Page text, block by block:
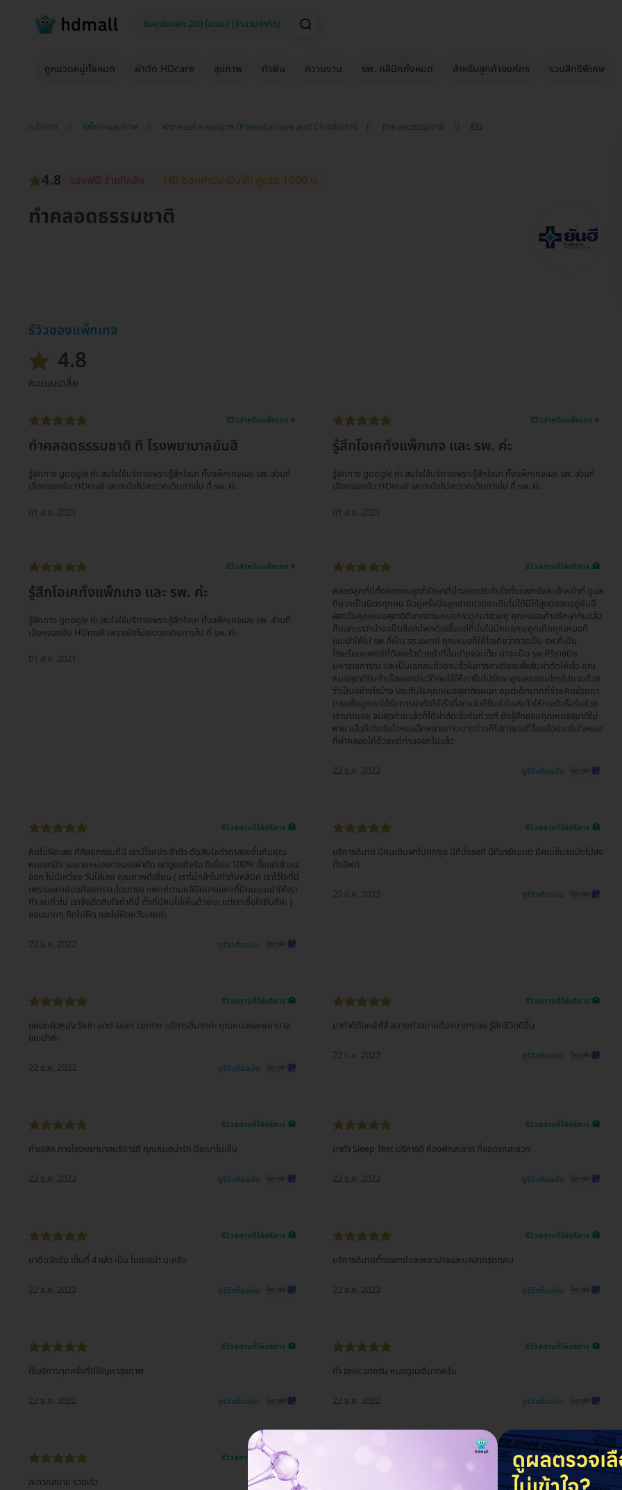
ดูหมวดหมู่ทั้งหมด ผ่าตัด HDcare สุขภาพ ทำฟัน ความงาม รพ. คลินิกทั้งหมด สำหรับลูกค้าองค์กร รวมสิทธิพิเศษ
หน้าแรก แพ็กเกจสุขภาพ ฝากครรภ์ คลอดบุตร (Prenatal care and Childbirth) ทำคลอดธรรมชาติ รีวิว
4.8 จองฟรี! จ่ายทีหลัง HD ออกค่าประเมินให้! สูงสุด 1500 บ.
ทำคลอดธรรมชาติ
รีวิวของแพ็กเกจ
4.8
คะแนนเฉลี่ย
รีวิวสำหรับแพ็กเกจ ⭐
ทำคลอดธรรมชาติ ที่ โรงพยาบาลยันฮี
รู้จักทาง google ค่ะ สนใจใช้บริการเพราะรู้สึกโอเค ทั้งแพ็กเกจและ รพ. ส่วนที่
เลือกจองกับ HDmall เพราะยังไม่สะดวกเดินทางไป ที่ รพ. ค่ะ
01 ส.ค. 2021
รีวิวสำหรับแพ็กเกจ ⭐
รู้สึกโอเคทั้งแพ็กเกจ และ รพ. ค่ะ
รู้จักทาง google ค่ะ สนใจใช้บริการเพราะรู้สึกโอเค ทั้งแพ็กเกจและ รพ. ส่วนที่
เลือกจองกับ HDmall เพราะยังไม่สะดวกเดินทางไป ที่ รพ. ค่ะ
01 ส.ค. 2021
รีวิวสำหรับแพ็กเกจ ⭐
รู้สึกโอเคทั้งแพ็กเกจ และ รพ. ค่ะ
รู้จักทาง google ค่ะ สนใจใช้บริการเพราะรู้สึกโอเค ทั้งแพ็กเกจและ รพ. ส่วนที่
เลือกจองกับ HDmall เพราะยังไม่สะดวกเดินทางไป ที่ รพ. ค่ะ
01 ส.ค. 2021
รีวิวสถานที่ให้บริการ 🏥
คลอดลูกที่นี่ทั้งสองคนลูกก็รักษาที่นี่ตลอดประทับใจทั้งแพทย์และเจ้าหน้าที่ ดูแล
ดีมากเป็นมิตรทุกคน มีอยู่ครั้งนึงลูกชายปวดขาเดินไม่ได้มีไข้สูงตลอดอยู่ยันฮี
สองวันคุณหมอสุชาติดีมากตามหมอกระดูกมาช่วยดู คุณหมอเค้าปรึกษากันแล้ว
ก็บอกเราว่าน่าจะเป็นข้อสะโพกติดเชื้อแต่ที่นั่นไม่มีหมอกระดูกเด็กคุณหมอก็
แนะนำให้ไป รพ.ที่เป็น รร.แพทย์ คุณหมอก็ให้ไอเดียว่าควรเป็น รพ.ที่เป็น
โรงเรียนแพทย์ที่ต้องเร็วด้วยถ้าที่อื่นเตียงจะเต็ม น่าจะเป็น รพ.ศิริราชปิย
มหาราชการุณ และเป็นเอกชนด้วยจะเร็วในการหาเตียงเพื่อรีบผ่าตัดให้เร็ว คุณ
หมอสุชาติรีบทำเรื่องเอาประวัติคนไข้ให้เรารีบไปรักษาลูกเลยแถมโทรไปถามด้วย
ว่าเป็นอย่างไรบ้าง ประทับใจคุณหมอสุชาติแผนก opdเด็กมากที่ช่วยคิดช่วยหา
ทางเพื่อลูกเราได้รับการผ่าตัดได้เร็วที่สุดแล้วก็รีบทำใบส่งตัวให้กระตือรือร้นช่วย
เรามากเลย จนสุดท้ายแล้วก็ได้ผ่าตัดเร็วทันท่วงที ยังรู้สึกขอบคุณหมอสุชาติไม่
หาย แล้วก็ประทับใจหมออีกหลายท่านบางท่านก็ไปทำงานที่อื่นแล้วประทับใจหมอ
ที่ผ่าคลอดให้ด้วยแต่ท่านออกไปแล้ว
22 ธ.ค. 2022 ดูรีวิวต้นฉบับ
รีวิวสถานที่ให้บริการ 🏥
คิดไม่ผิดเลย ที่ศัลยกรรมที่นี่ เรามีโรคประจำตัว ตัดสินใจทำตาสองชั้นกับคุณ
หมอสานิจ รอนานหน่อยตอนรอผ่าตัด แต่ดูแลดีจริง ดีเยี่ยม 100% ตั้งแต่เข้าจน
ออก ไม่มีเหวี่ยง วีนใส่เลย คุณภาพดีเยี่ยม ( เราไม่กล้าไปทำกับคลินิค เราไว้ใจที่นี่
เพราะแพทย์จบศัลยกรรมโดยตรง แพทย์ตามคลินิคบางแห่งที่มีคนแนะนำให้เรา
ทำ จบทั่วไป เราจึงตัดสินใจทำที่นี่ ทั้งที่มีคนไม่เห็นด้วยนะ แต่เราเชื่อใจยันฮีค่ะ )
ชอบมากๆ คิดไม่ผิด และไม่ผิดหวังเลยค่ะ
22 ธ.ค. 2022 ดูรีวิวต้นฉบับ
รีวิวสถานที่ให้บริการ 🏥
บริการดีมาก มีคนเดินพาไปทุกจุด มีที่นั่งรอดี มีที่ชาร์ทแบต มีคนเข็นรถนั่งไปส่ง
ถึงลิฟท์
22 ธ.ค. 2022 ดูรีวิวต้นฉบับ
รีวิวสถานที่ให้บริการ 🏥
แผนกผิวหนัง Skin and laser center บริการดีมากค่ะ คุณหมอและพยาบาล
แนะนำค่ะ
22 ธ.ค. 2022 ดูรีวิวต้นฉบับ
รีวิวสถานที่ให้บริการ 🏥
มาทำดีท๊อคลำไส้ สบายตัวสบายท้องมากๆเลย รู้สึกชีวิตดีขึ้น
22 ธ.ค. 2022 ดูรีวิวต้นฉบับ
รีวิวสถานที่ให้บริการ 🏥
ทำเลสิค ทางโรงพยาบาลบริการดี คุณหมอน่ารัก มือเบาไม่เจ็บ
22 ธ.ค. 2022 ดูรีวิวต้นฉบับ
รีวิวสถานที่ให้บริการ 🏥
มาทำ Sleep Test บริการดี ห้องพักสะอาด ที่จอดรถสะดวก
22 ธ.ค. 2022 ดูรีวิวต้นฉบับ
รีวิวสถานที่ให้บริการ 🏥
มาฉีดวัคซีน เข็มที่ 4 แล้ว เป็น โมเดอน่า นะครับ
22 ธ.ค. 2022 ดูรีวิวต้นฉบับ
รีวิวสถานที่ให้บริการ 🏥
บริการดีมากทั้งแพทย์และพยาบาลและบุคลากรทุกคน
22 ธ.ค. 2022 ดูรีวิวต้นฉบับ
รีวิวสถานที่ให้บริการ 🏥
ใช้บริการทุกครั้งที่มีปัญหาสุขภาพ
22 ธ.ค. 2022 ดูรีวิวต้นฉบับ
รีวิวสถานที่ให้บริการ 🏥
ทำ lasik มาครับ หมอดูแลดีมากครับ
22 ธ.ค. 2022 ดูรีวิวต้นฉบับ
รีวิวสถานที่ให้บริการ 🏥
สะดวกสบาย รวดเร็ว
รีวิวสถานที่ให้บริการ 🏥